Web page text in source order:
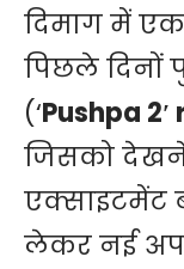
दिमाग में
पिछले दिनों
(‘Pushpa
जिसको
एक्साइटमेंट
लेकर नई